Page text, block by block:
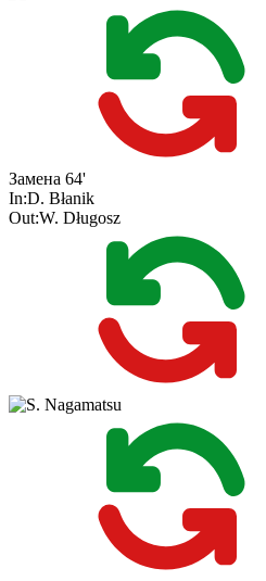
Замена 64'
In:D. Błanik
Out:W. Długosz